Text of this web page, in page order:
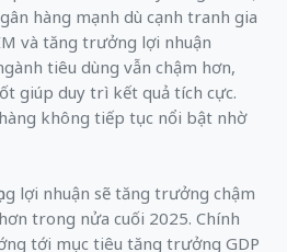
hàng mạnh dù cạnh tranh gia
và tăng trưởng lợi nhuận
tiêu dùng vẫn chậm hơn,
giúp duy trì kết quả tích cực.
không tiếp tục nổi bật nhờ
lợi nhuận sẽ tăng trưởng chậm
trong nửa cuối 2025. Chính
tới mục tiêu tăng trưởng GDP